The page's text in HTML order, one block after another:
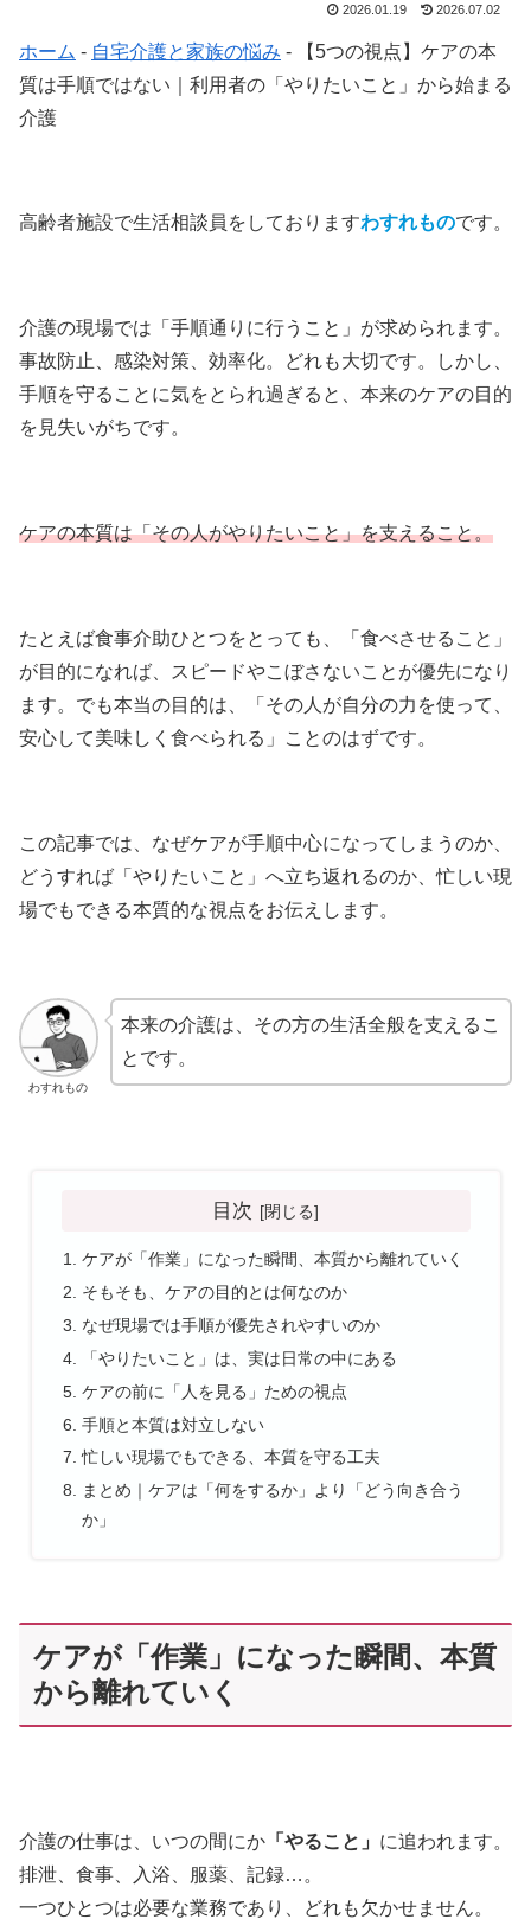
2026.01.19 2026.07.02
ホーム - 自宅介護と家族の悩み -
【5つの視点】ケアの本
質は手順ではない｜利用者の「やりたいこと」から始まる
介護
高齢者施設で生活相談員をしておりますわすれものです。
介護の現場では「手順通りに行うこと」が求められます。
事故防止、感染対策、効率化。どれも大切です。しかし、
手順を守ることに気をとられ過ぎると、本来のケアの目的
を見失いがちです。
ケアの本質は「その人がやりたいこと」を支えること。
たとえば食事介助ひとつをとっても、「食べさせること」
が目的になれば、スピードやこぼさないことが優先になり
ます。でも本当の目的は、「その人が自分の力を使って、
安心して美味しく食べられる」ことのはずです。
この記事では、なぜケアが手順中心になってしまうのか、
どうすれば「やりたいこと」へ立ち返れるのか、忙しい現
場でもできる本質的な視点をお伝えします。
わすれもの
本来の介護は、その方の生活全般を支えるこ
とです。
目次
ケアが「作業」になった瞬間、本質から離れていく
そもそも、ケアの目的とは何なのか
なぜ現場では手順が優先されやすいのか
「やりたいこと」は、実は日常の中にある
ケアの前に「人を見る」ための視点
手順と本質は対立しない
忙しい現場でもできる、本質を守る工夫
まとめ｜ケアは「何をするか」より「どう向き合う
か」
ケアが「作業」になった瞬間、本質
から離れていく
介護の仕事は、いつの間にか 「やること」 に追われます。
排泄、食事、入浴、服薬、記録…。
一つひとつは必要な業務であり、どれも欠かせません。